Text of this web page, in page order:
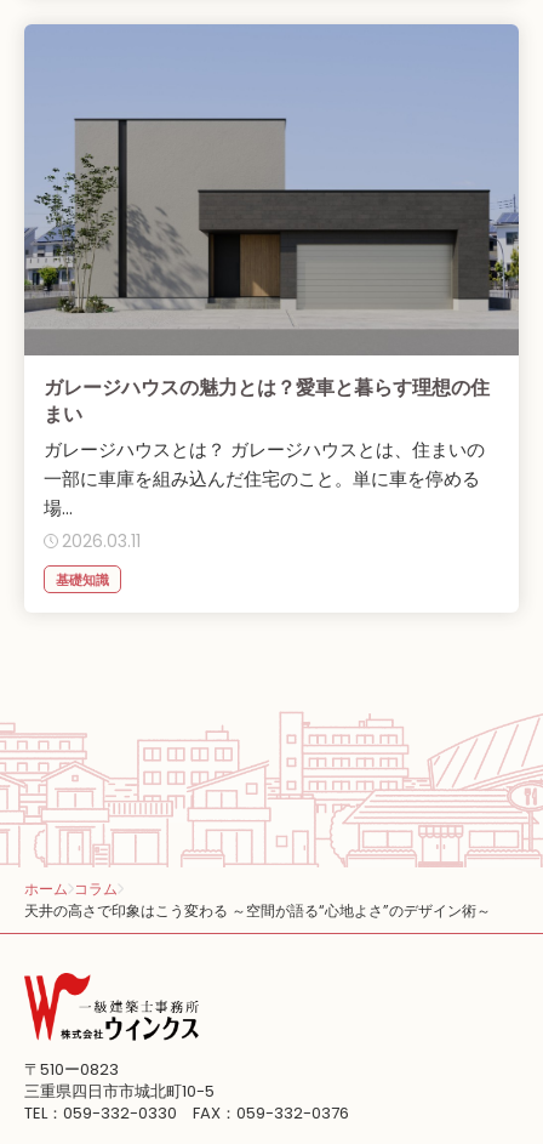
ガレージハウスの魅力とは？愛車と暮らす理想の住
まい
ガレージハウスとは？ ガレージハウスとは、住まいの
一部に車庫を組み込んだ住宅のこと。単に車を停める
場...
2026.03.11
基礎知識
ホーム コラム
天井の高さで印象はこう変わる ～空間が語る“心地よさ”のデザイン術～
〒510ー0823
三重県四日市市城北町10-5
TEL：059-332-0330 FAX：059-332-0376